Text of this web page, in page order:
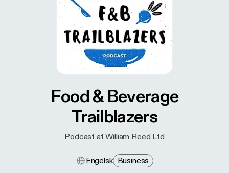
Food & Beverage
Trailblazers
Podcast af William Reed Ltd
Engelsk Business